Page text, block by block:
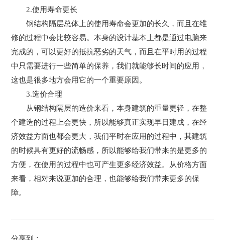
2.使用寿命更长
钢结构隔层总体上的使用寿命会更加的长久，而且在维
修的过程中会比较容易。本身的设计基本上都是通过电脑来
完成的，可以更好的抵抗恶劣的天气，而且在平时用的过程
中只需要进行一些简单的保养，我们就能够长时间的应用，
这也是很多地方会用它的一个重要原因。
3.造价合理
从钢结构隔层的造价来看，本身建筑的重量更轻，在整
个建造的过程上会更快，所以能够真正实现早日建成，在经
济效益方面也都会更大，我们平时在应用的过程中，其建筑
的时候具有更好的流畅感，所以能够给我们带来的是更多的
方便，在使用的过程中也可产生更多经济效益。从价格方面
来看，相对来说更加的合理，也能够给我们带来更多的保
障。
分享到：